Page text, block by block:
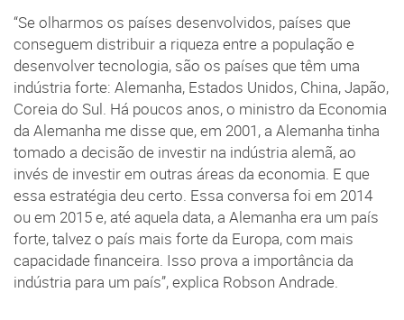
“Se olharmos os países desenvolvidos, países que
conseguem distribuir a riqueza entre a população e
desenvolver tecnologia, são os países que têm uma
indústria forte: Alemanha, Estados Unidos, China, Japão,
Coreia do Sul. Há poucos anos, o ministro da Economia
da Alemanha me disse que, em 2001, a Alemanha tinha
tomado a decisão de investir na indústria alemã, ao
invés de investir em outras áreas da economia. E que
essa estratégia deu certo. Essa conversa foi em 2014
ou em 2015 e, até aquela data, a Alemanha era um país
forte, talvez o país mais forte da Europa, com mais
capacidade financeira. Isso prova a importância da
indústria para um país”, explica Robson Andrade.